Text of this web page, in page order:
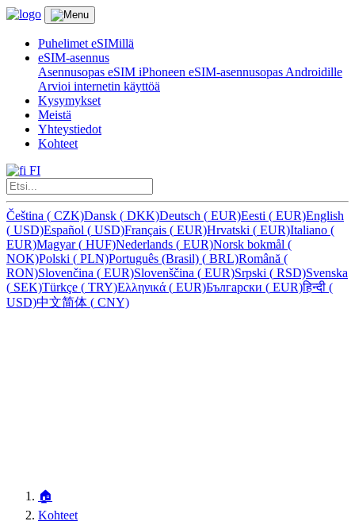
Puhelimet eSIMillä
eSIM-asennus
Asennusopas eSIM iPhoneen eSIM-asennusopas Androidille
Arvioi internetin käyttöä
Kysymykset
Meistä
Yhteystiedot
Kohteet
FI
Čeština ( CZK)Dansk ( DKK)Deutsch ( EUR)Eesti ( EUR)English
( USD)Español ( USD)Français ( EUR)Hrvatski ( EUR)Italiano (
EUR)Magyar( HUF)Nederlands ( EUR)Norsk bokmål (
NOK)Polski ( PLN)Português (Brasil) ( BRL)Română (
RON)Slovenčina ( EUR)Slovenščina ( EUR)Srpski ( RSD)Svenska
( SEK)Türkçe ( TRY)Ελληνικά ( EUR)Български ( EUR)हिन्दी (
USD)中文简体 ( CNY)
🏠
Kohteet